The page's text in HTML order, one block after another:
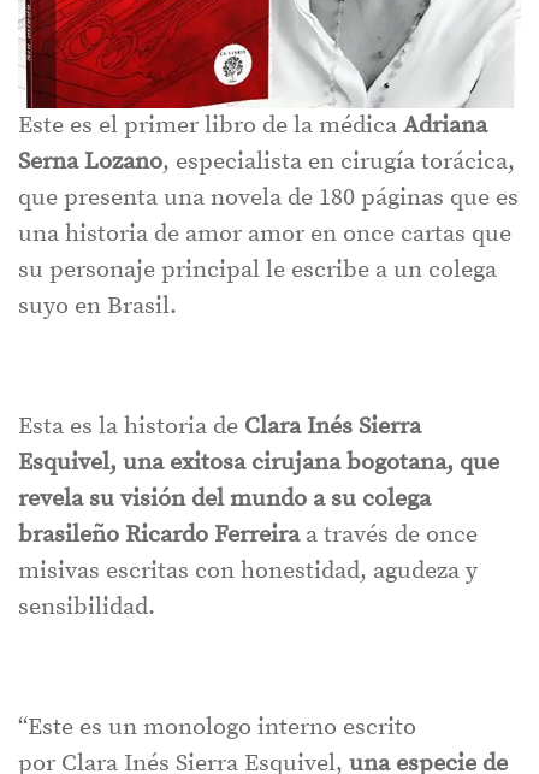
Este es el primer libro de la médica Adriana
Serna Lozano, especialista en cirugía torácica,
que presenta una novela de 180 páginas que es
una historia de amor amor en once cartas que
su personaje principal le escribe a un colega
suyo en Brasil.
Esta es la historia de Clara Inés Sierra
Esquivel, una exitosa cirujana bogotana, que
revela su visión del mundo a su colega
brasileño Ricardo Ferreira a través de once
misivas escritas con honestidad, agudeza y
sensibilidad.
“Este es un monologo interno escrito
por Clara Inés Sierra Esquivel, una especie de